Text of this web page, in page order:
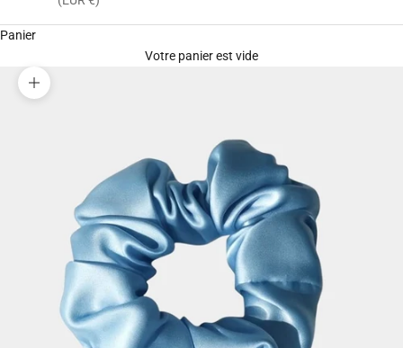
Panier
Votre panier est vide
Zoomer sur l'image